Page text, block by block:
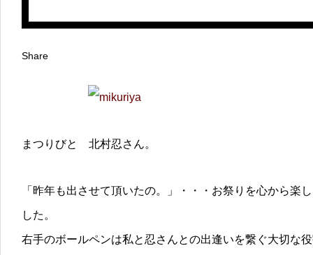
Share
まつりびと 北村忍さん。
「昨年も出させて頂いたの。」・・・お祭りを心から楽
した。
右手のボールペンは私と忍さんとの出逢いを繋ぐ大切な